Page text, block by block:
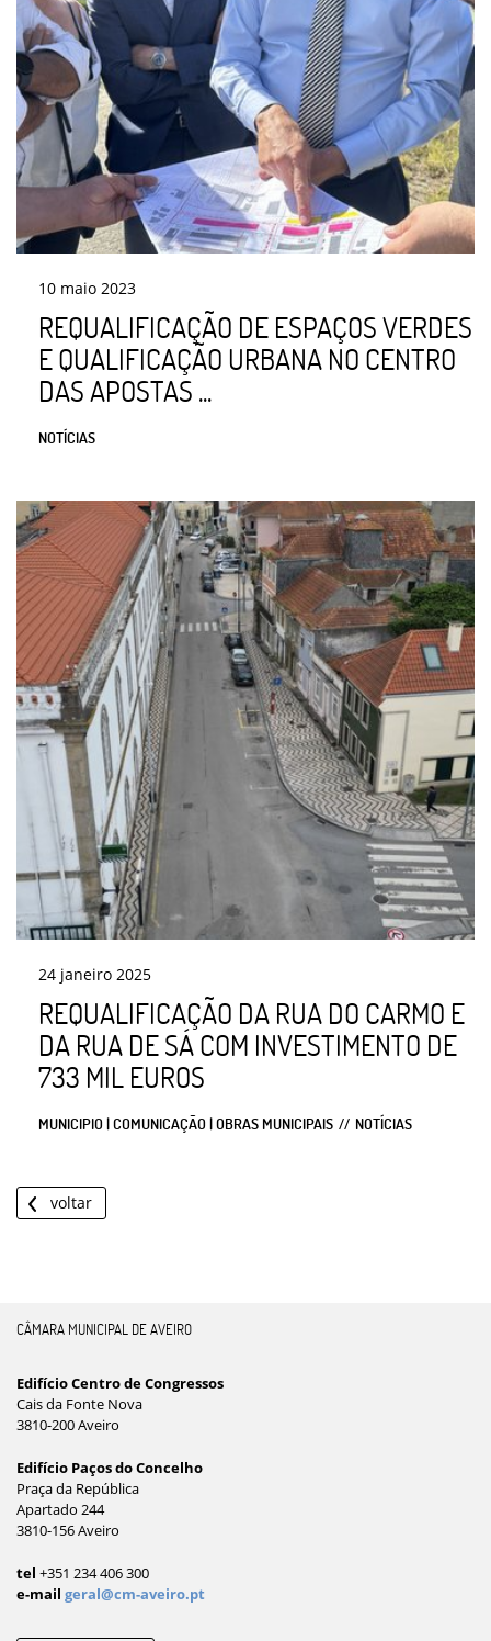
10 maio 2023
REQUALIFICAÇÃO DE ESPAÇOS VERDES
E QUALIFICAÇÃO URBANA NO CENTRO
DAS APOSTAS ...
NOTÍCIAS
24 janeiro 2025
REQUALIFICAÇÃO DA RUA DO CARMO E
DA RUA DE SÁ COM INVESTIMENTO DE
733 MIL EUROS
MUNICIPIO | COMUNICAÇÃO | OBRAS MUNICIPAIS NOTÍCIAS
voltar
CÂMARA MUNICIPAL DE AVEIRO
Edifício Centro de Congressos
Cais da Fonte Nova
3810-200 Aveiro
Edifício Paços do Concelho
Praça da República
Apartado 244
3810-156 Aveiro
tel +351 234 406 300
e-mail geral@cm-aveiro.pt